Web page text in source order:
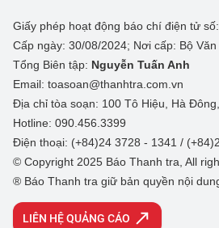
Giấy phép hoạt động báo chí điện tử
Cấp ngày: 30/08/2024; Nơi cấp: Bộ
Tổng Biên tập: Nguyễn Tuấn Anh
Email: toasoan@thanhtra.com.vn
Địa chỉ tòa soạn: 100 Tô Hiệu, Hà Đông,
Hotline: 090.456.3399
Điện thoại: (+84)24 3728 - 1341 /
© Copyright 2025 Báo Thanh tra, All
® Báo Thanh tra giữ bản quyền nội
LIÊN HỆ QUẢNG CÁO